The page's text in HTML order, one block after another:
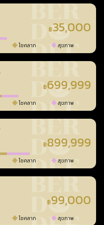
฿35,000
โชคลาภ สุขภาพ
฿699,999
โชคลาภ สุขภาพ
฿899,999
โชคลาภ สุขภาพ
฿99,000
โชคลาภ สุขภาพ